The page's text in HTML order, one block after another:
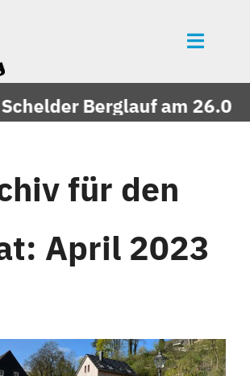
Toggle
Mitgliedschaft
Über uns
Vereinszeitung
Bildergalerie
Berglauf am
für den
April 2023